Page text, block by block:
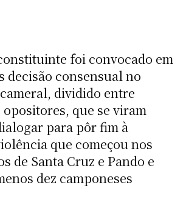
foi convocado em
decisão consensual no
dividido entre
que se viram
para pôr fim à
que começou nos
de Santa Cruz e Pando e
dez camponeses